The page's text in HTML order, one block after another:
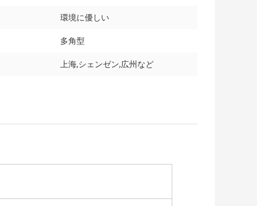
環境に優しい
多角型
上海,シェンゼン,広州など